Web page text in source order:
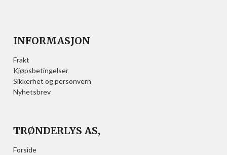
INFORMASJON
Frakt
Kjøpsbetingelser
Sikkerhet og personvern
Nyhetsbrev
TRØNDERLYS AS,
Forside